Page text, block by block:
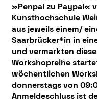
»Penpal zu Paypal«
Kunsthochschule
aus jeweils einem/
Saarbrücker*in in
und vermarkten
Workshopreihe
wöchentlichen
donnerstags von
Anmeldeschluss ist